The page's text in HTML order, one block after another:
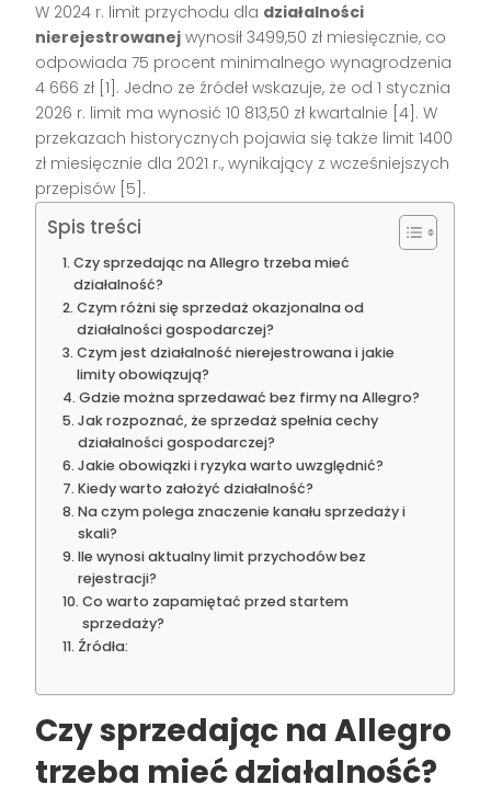
W 2024 r. limit przychodu dla działalności
nierejestrowanej wynosił 3499,50 zł miesięcznie, co
odpowiada 75 procent minimalnego wynagrodzenia
4 666 zł [1]. Jedno ze źródeł wskazuje, że od 1 stycznia
2026 r. limit ma wynosić 10 813,50 zł kwartalnie [4]. W
przekazach historycznych pojawia się także limit 1400
zł miesięcznie dla 2021 r., wynikający z wcześniejszych
przepisów [5].
Spis treści
Czy sprzedając na Allegro trzeba mieć
działalność?
Czym różni się sprzedaż okazjonalna od
działalności gospodarczej?
Czym jest działalność nierejestrowana i jakie
limity obowiązują?
Gdzie można sprzedawać bez firmy na Allegro?
Jak rozpoznać, że sprzedaż spełnia cechy
działalności gospodarczej?
Jakie obowiązki i ryzyka warto uwzględnić?
Kiedy warto założyć działalność?
Na czym polega znaczenie kanału sprzedaży i
skali?
Ile wynosi aktualny limit przychodów bez
rejestracji?
Co warto zapamiętać przed startem
sprzedaży?
Źródła:
Czy sprzedając na Allegro
trzeba mieć działalność?